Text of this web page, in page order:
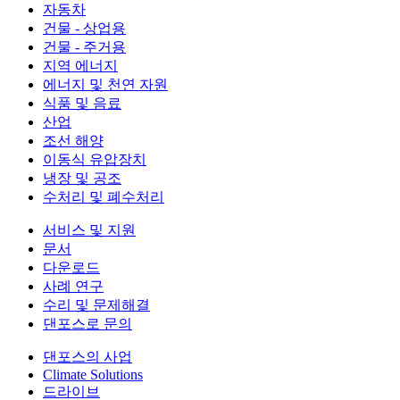
자동차
건물 - 상업용
건물 - 주거용
지역 에너지
에너지 및 천연 자원
식품 및 음료
산업
조선 해양
이동식 유압장치
냉장 및 공조
수처리 및 폐수처리
서비스 및 지원
문서
다운로드
사례 연구
수리 및 문제해결
댄포스로 문의
댄포스의 사업
Climate Solutions
드라이브